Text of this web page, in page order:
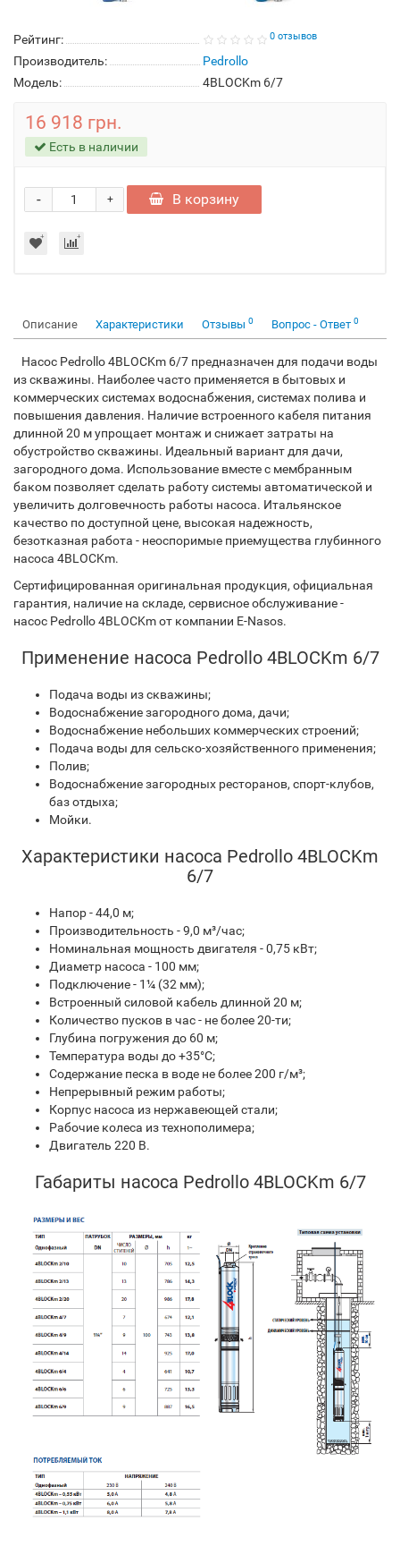
Рейтинг: 0 отзывов
Производитель:
Pedrollo
Модель:
4BLOCKm 6/7
16 918 грн.
Есть в наличии
+
- В корзину
Описание Характеристики Отзывы 0 Вопрос - Ответ 0
Насос Pedrollo 4BLOCKm 6/7 предназначен для подачи воды
из скважины. Наиболее часто применяется в бытовых и
коммерческих системах водоснабжения, системах полива и
повышения давления. Наличие встроенного кабеля питания
длинной 20 м упрощает монтаж и снижает затраты на
обустройство скважины. Идеальный вариант для дачи,
загородного дома. Использование вместе с мембранным
баком позволяет сделать работу системы автоматической и
увеличить долговечность работы насоса. Итальянское
качество по доступной цене, высокая надежность,
безотказная работа - неоспоримые приемущества глубинного
насоса 4BLOCKm.
Сертифицированная оригинальная продукция, официальная
гарантия, наличие на складе, сервисное обслуживание -
насос Pedrollo 4BLOCKm от компании E-Nasos.
Применение насоса Pedrollo 4BLOCKm 6/7
Подача воды из скважины;
Водоснабжение загородного дома, дачи;
Водоснабжение небольших коммерческих строений;
Подача воды для сельско-хозяйственного применения;
Полив;
Водоснабжение загородных ресторанов, спорт-клубов,
баз отдыха;
Мойки.
Характеристики насоса Pedrollo 4BLOCKm
6/7
Напор - 44,0 м;
Производительность - 9,0 м³/час;
Номинальная мощность двигателя - 0,75 кВт;
Диаметр насоса - 100 мм;
Подключение - 1¼ (32 мм);
Встроенный силовой кабель длинной 20 м;
Количество пусков в час - не более 20-ти;
Глубина погружения до 60 м;
Температура воды до +35°С;
Содержание песка в воде не более 200 г/м³;
Непрерывный режим работы;
Корпус насоса из нержавеющей стали;
Рабочие колеса из технополимера;
Двигатель 220 В.
Габариты насоса Pedrollo 4BLOCKm 6/7